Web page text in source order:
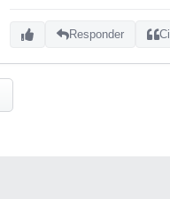
Responder